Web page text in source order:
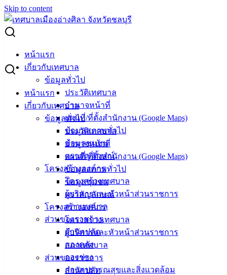
Skip to content
หน้าแรก
เกี่ยวกับเทศบาล
ข้อมูลทั่วไป
ประวัติเทศบาล
อำนาจหน้าที่
แผนที่/ที่ตั้งสำนักงาน (Google Maps)
ข้อมูลสภาพทั่วไป
ข้อมูลชุมชน
ตราสัญลักษณ์
โครงสร้างองค์กร
โครงสร้างเทศบาล
ผู้บริหารและหัวหน้าส่วนราชการ
สภาเทศบาล
ส่วนของราชการ
สำนักปลัด
กองคลัง
กองช่าง
กองสาธารณสุขและสิ่งแวดล้อม
หน้าแรก
เกี่ยวกับเทศบาล
ข้อมูลทั่วไป
ประวัติเทศบาล
อำนาจหน้าที่
แผนที่/ที่ตั้งสำนักงาน (Google Maps)
ข้อมูลสภาพทั่วไป
ข้อมูลชุมชน
ตราสัญลักษณ์
โครงสร้างองค์กร
โครงสร้างเทศบาล
ผู้บริหารและหัวหน้าส่วนราชการ
สภาเทศบาล
ส่วนของราชการ
สำนักปลัด
Search for:
ประกาศผู้อำนวยการการเลือกตั้งประจำเทศบาลเมืองอ่างศิลา
เรื่อง ชื่อผู้มีสิทธิรับเลือกตั้งสมาชิกสภาเทศบาลเมืองอ่างศิลา
และนายกเทศมนตรีเมืองอ่างศิลา
ประกาศผู้อำนวยการการเลือกตั้งประจำ
เทศบาลเมืองอ่างศิลา เรื่อง ชื่อผู้มีสิทธิรับ
เลือกตั้งสมาชิกสภาเทศบาลเมืองอ่างศิลา
และนายกเทศมนตรีเมืองอ่างศิลา
กุมภาพันธ์ 25, 2021กุมภาพันธ์ 25, 2021
vichakarn
ข่าวสารน่ารู้
ดาวน์โหลดเอกสารเพิ่มเติมได้ที่นี่ >>
เขต2.pdf
เขต3.pdf
ดาวน์โหลด